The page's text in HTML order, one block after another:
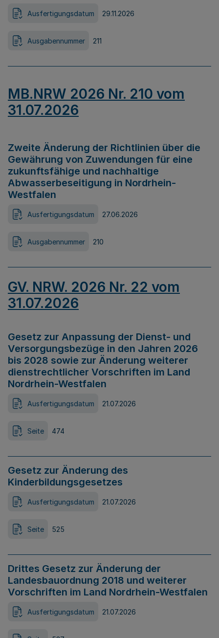
Ausfertigungsdatum 29.11.2026
Ausgabennummer 211
MB.NRW 2026 Nr. 210 vom
31.07.2026
Zweite Änderung der Richtlinien über die
Gewährung von Zuwendungen für eine
zukunftsfähige und nachhaltige
Abwasserbeseitigung in Nordrhein-
Westfalen
Ausfertigungsdatum 27.06.2026
Ausgabennummer 210
GV. NRW. 2026 Nr. 22 vom
31.07.2026
Gesetz zur Anpassung der Dienst- und
Versorgungsbezüge in den Jahren 2026
bis 2028 sowie zur Änderung weiterer
dienstrechtlicher Vorschriften im Land
Nordrhein-Westfalen
Ausfertigungsdatum 21.07.2026
Seite 474
Gesetz zur Änderung des
Kinderbildungsgesetzes
Ausfertigungsdatum 21.07.2026
Seite 525
Drittes Gesetz zur Änderung der
Landesbauordnung 2018 und weiterer
Vorschriften im Land Nordrhein-Westfalen
Ausfertigungsdatum 21.07.2026